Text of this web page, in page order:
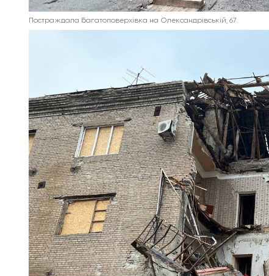
Постраждала багатоповерхівка на Олександрівській, 67.